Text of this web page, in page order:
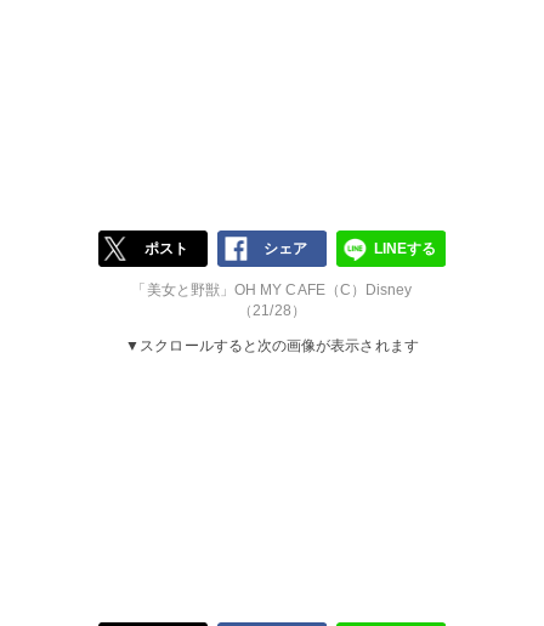
ポスト シェア LINEする
「美女と野獣」OH MY CAFE（C）Disney
（21/28）
▼スクロールすると次の画像が表示されます